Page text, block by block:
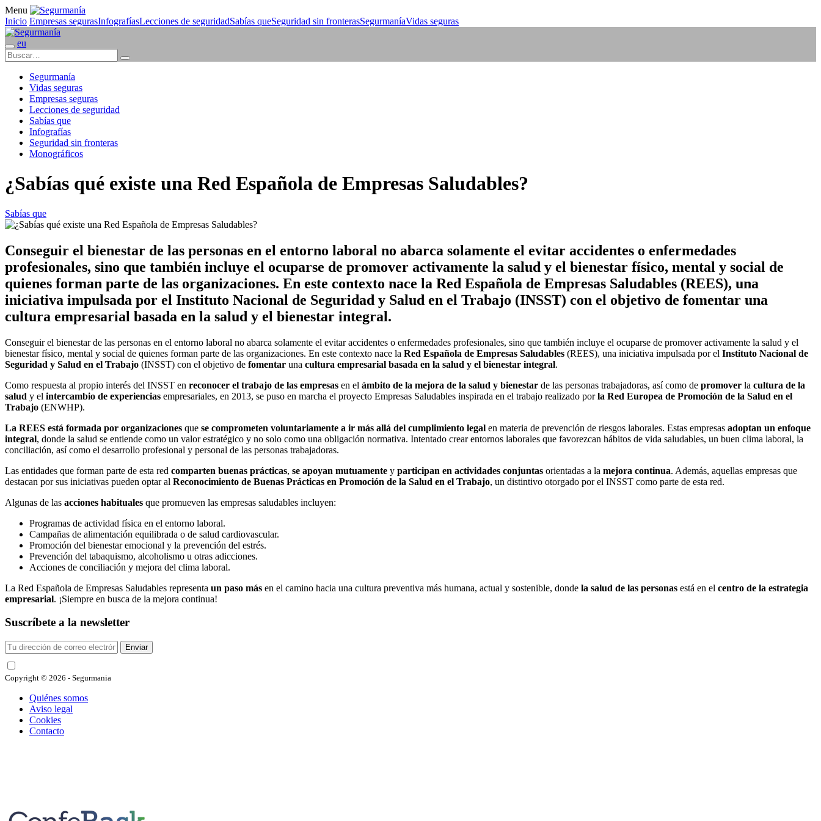
Menu
Inicio Empresas segurasInfografíasLecciones de seguridadSabías queSeguridad sin fronterasSegurmaníaVidas seguras
eu
Segurmanía
Vidas seguras
Empresas seguras
Lecciones de seguridad
Sabías que
Infografías
Seguridad sin fronteras
Monográficos
¿Sabías qué existe una Red Española de Empresas Saludables?
Sabías que
Conseguir el bienestar de las personas en el entorno laboral no abarca solamente el evitar accidentes o enfermedades
profesionales, sino que también incluye el ocuparse de promover activamente la salud y el bienestar físico, mental y social de
quienes forman parte de las organizaciones. En este contexto nace la Red Española de Empresas Saludables (REES), una
iniciativa impulsada por el Instituto Nacional de Seguridad y Salud en el Trabajo (INSST) con el objetivo de fomentar una
cultura empresarial basada en la salud y el bienestar integral.
Conseguir el bienestar de las personas en el entorno laboral no abarca solamente el evitar accidentes o enfermedades profesionales, sino que también incluye el ocuparse de promover activamente la salud y el
bienestar físico, mental y social de quienes forman parte de las organizaciones. En este contexto nace la Red Española de Empresas Saludables (REES), una iniciativa impulsada por el Instituto Nacional de
Seguridad y Salud en el Trabajo (INSST) con el objetivo de fomentar una cultura empresarial basada en la salud y el bienestar integral.
Como respuesta al propio interés del INSST en reconocer el trabajo de las empresas en el ámbito de la mejora de la salud y bienestar de las personas trabajadoras, así como de promover la cultura de la
salud y el intercambio de experiencias empresariales, en 2013, se puso en marcha el proyecto Empresas Saludables inspirada en el trabajo realizado porla Red Europea de Promoción de la Salud en el
Trabajo (ENWHP).
La REES está formada por organizaciones que se comprometen voluntariamente a ir más allá del cumplimiento legal en materia de prevención de riesgos laborales. Estas empresas adoptan un enfoque
integral, donde la salud se entiende como un valor estratégico y no solo como una obligación normativa. Intentado crear entornos laborales que favorezcan hábitos de vida saludables, un buen clima laboral, la
conciliación, así como el desarrollo profesional y personal de las personas trabajadoras.
Las entidades que forman parte de esta red comparten buenas prácticas, se apoyan mutuamente y participan en actividades conjuntas orientadas a la mejora continua. Además, aquellas empresas que
destacan por sus iniciativas pueden optar al Reconocimiento de Buenas Prácticas en Promoción de la Salud en el Trabajo, un distintivo otorgado por el INSST como parte de esta red.
Algunas de las acciones habituales que promueven las empresas saludables incluyen:
Programas de actividad física en el entorno laboral.
Campañas de alimentación equilibrada o de salud cardiovascular.
Promoción del bienestar emocional y la prevención del estrés.
Prevención del tabaquismo, alcoholismo u otras adicciones.
Acciones de conciliación y mejora del clima laboral.
La Red Española de Empresas Saludables representa un paso más en el camino hacia una cultura preventiva más humana, actual y sostenible, donde la salud de las personas está en el centro de la estrategia
empresarial. ¡Siempre en busca de la mejora continua!
Suscríbete a la newsletter
Enviar
Copyright © 2026 - Segurmania
Quiénes somos
Aviso legal
Cookies
Contacto